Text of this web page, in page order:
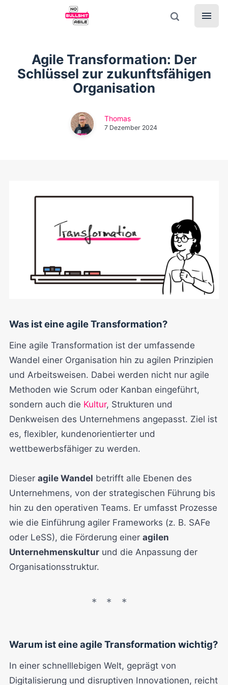
Agile Transformation: Der
Schlüssel zur zukunftsfähigen
Organisation
Thomas
7 Dezember 2024
Was ist eine agile Transformation?
Eine agile Transformation ist der umfassende
Wandel einer Organisation hin zu agilen Prinzipien
und Arbeitsweisen. Dabei werden nicht nur agile
Methoden wie Scrum oder Kanban eingeführt,
sondern auch die Kultur, Strukturen und
Denkweisen des Unternehmens angepasst. Ziel ist
es, flexibler, kundenorientierter und
wettbewerbsfähiger zu werden.
Dieser agile Wandel betrifft alle Ebenen des
Unternehmens, von der strategischen Führung bis
hin zu den operativen Teams. Er umfasst Prozesse
wie die Einführung agiler Frameworks (z. B. SAFe
oder LeSS), die Förderung einer agilen
Unternehmenskulturund die Anpassung der
Organisationsstruktur.
Warum ist eine agile Transformation wichtig?
In einer schnelllebigen Welt, geprägt von
Digitalisierung und disruptiven Innovationen, reicht